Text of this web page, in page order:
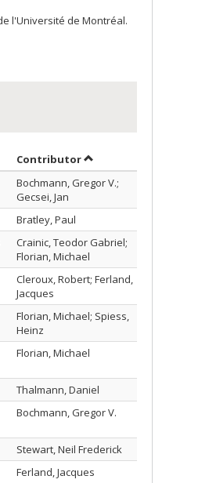
l'Université de Montréal.
in descending order
Contributorby contributor in
Bochmann, Gregor V.;
Gecsei, Jan
Bratley, Paul
Crainic, Teodor Gabriel;
Florian, Michael
Cleroux, Robert; Ferland,
Jacques
Florian, Michael; Spiess,
Heinz
Florian, Michael
Thalmann, Daniel
Bochmann, Gregor V.
Stewart, Neil Frederick
Ferland, Jacques